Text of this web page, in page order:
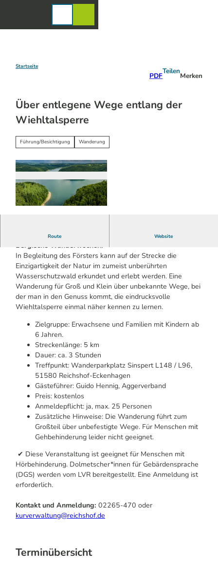
Startseite
PDF
Teilen
Merken
Über entlegene Wege entlang der
Wiehltalsperre
Führung/Besichtigung Wanderung
Route Website
Veranstaltung im Rahmen von Stadt Land Fluss trifft
Bergische Wanderwochen.
In Begleitung des Försters kann auf der Strecke die
Einzigartigkeit der Natur im zumeist unberührten
Wasserschutzwald erkundet und erlebt werden. Eine
Wanderung für Groß und Klein über unbekannte Wege, bei
der man in den Genuss kommt, die eindrucksvolle
Wiehltalsperre einmal näher kennen zu lernen.
Zielgruppe: Erwachsene und Familien mit Kindern ab
6 Jahren.
Streckenlänge: 5 km
Dauer: ca. 3 Stunden
Treffpunkt: Wanderparkplatz Sinspert L148 / L96,
51580 Reichshof-Eckenhagen
Gästeführer: Guido Hennig, Aggerverband
Preis: kostenlos
Anmeldepflicht: ja, max. 25 Personen
Zusätzliche Hinweise: Die Wanderung führt zum
Großteil über unbefestigte Wege. Für Menschen mit
Gehbehinderung leider nicht geeignet.
✔ Diese Veranstaltung ist geeignet für Menschen mit
Hörbehinderung. Dolmetscher*innen für Gebärdensprache
(DGS) werden vom LVR bereitgestellt. Eine Anmeldung ist
erforderlich.
Kontakt und Anmeldung: 02265-470 oder
kurverwaltung@reichshof.de
Terminübersicht